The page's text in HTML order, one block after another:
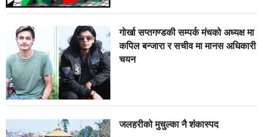
गोर्खा सप्तगण्डकी सम्पर्क मंचको अध्यक्ष मा
कपिल बन्जारा र सचीव मा मानस अधिकारी
चयन
जलहरीको मुचुल्का नै शंंकास्पद